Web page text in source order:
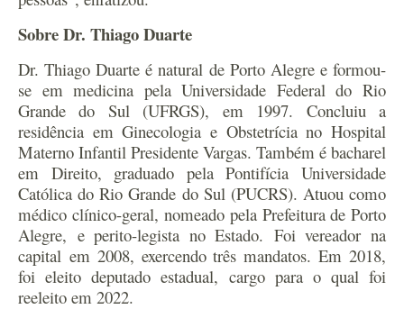
Sobre Dr. Thiago Duarte
Dr. Thiago Duarte é natural de Porto Alegre e formou-
se em medicina pela Universidade Federal do Rio
Grande do Sul (UFRGS), em 1997. Concluiu a
residência em Ginecologia e Obstetrícia no Hospital
Materno Infantil Presidente Vargas. Também é bacharel
em Direito, graduado pela Pontifícia Universidade
Católica do Rio Grande do Sul (PUCRS). Atuou como
médico clínico-geral, nomeado pela Prefeitura de Porto
Alegre, e perito-legista no Estado. Foi vereador na
capital em 2008, exercendo três mandatos. Em 2018,
foi eleito deputado estadual, cargo para o qual foi
reeleito em 2022.